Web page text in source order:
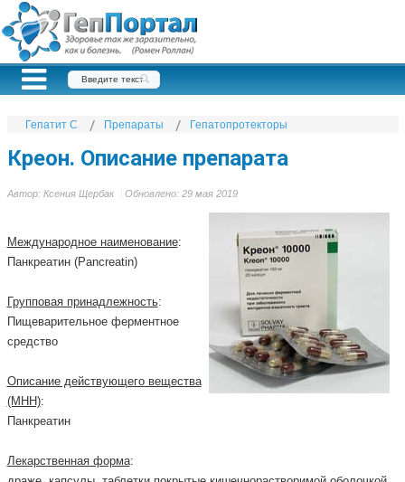
Гепатит С Препараты Гепатопротекторы
Креон. Описание препарата
Автор: Ксения Щербак Обновлено: 29 мая 2019
Международное наименование:
Панкреатин (Pancreatin)
Групповая принадлежность:
Пищеварительное ферментное
средство
Описание действующего вещества
(МНН):
Панкреатин
Лекарственная форма: